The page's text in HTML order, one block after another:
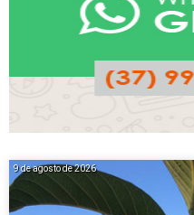
9 de agosto de 2026